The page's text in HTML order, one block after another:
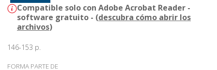
Compatible solo con Adobe Acrobat Reader -
software gratuito - (descubra cómo abrir los
archivos)
146-153 p.
FORMA PARTE DE